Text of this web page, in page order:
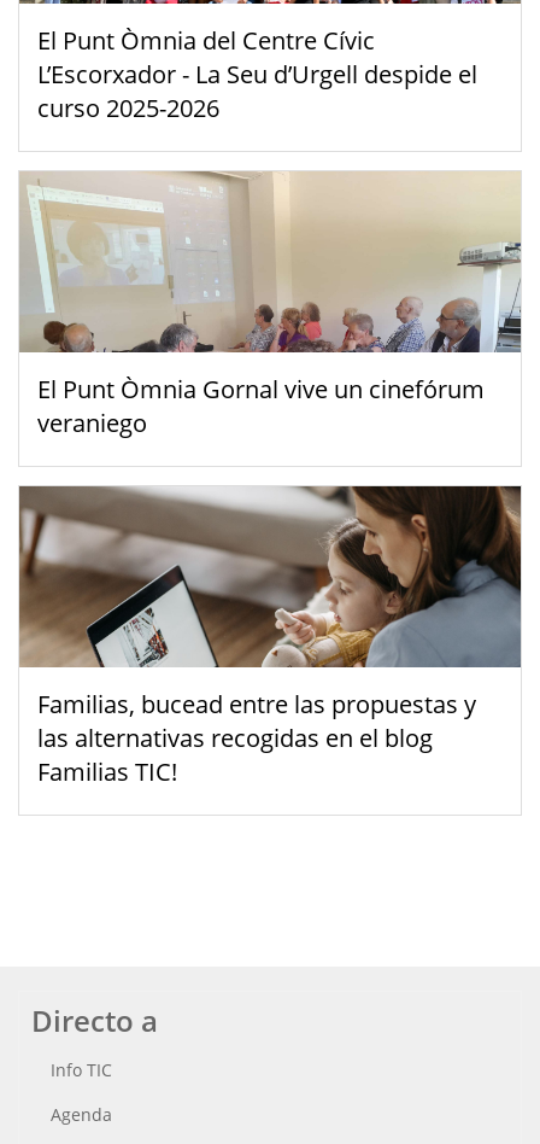
El Punt Òmnia del Centre Cívic
L’Escorxador - La Seu d’Urgell despide el
curso 2025-2026
El Punt Òmnia Gornal vive un cinefórum
veraniego
Familias, bucead entre las propuestas y
las alternativas recogidas en el blog
Familias TIC!
Directo a
Info TIC
Agenda